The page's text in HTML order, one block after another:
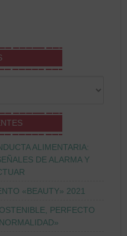
ALIMENTARIA:
DE ALARMA Y
«BEAUTY» 2021
PERFECTO